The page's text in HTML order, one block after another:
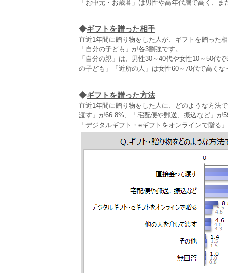
「お中元・お歳暮」は男性や高年代層で高く、
◆ギフトを贈った相手
直近1年間に贈り物をした人が、ギフトを贈った
「自分の子ども」が各3割強です。
「自分の親」は、男性30～40代や女性10～50代
の子ども」「近所の人」は女性60～70代で高くな
◆ギフトを贈った方法
直近1年間に贈り物をした人に、どのような方法
渡す」が66.8%、「宅配便や郵送、振込など」が
「デジタルギフト・eギフトをオンラインで贈る